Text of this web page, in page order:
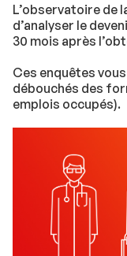
L’observatoire de
d’analyser le
30 mois après
Ces enquêtes
débouchés des
emplois occupés).